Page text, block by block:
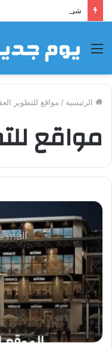
شراكة إيجي تاورز مع
القائمة
الرئيسية / مواقع للتطوير
مواقع